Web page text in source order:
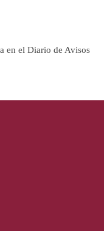
en el Diario de Avisos